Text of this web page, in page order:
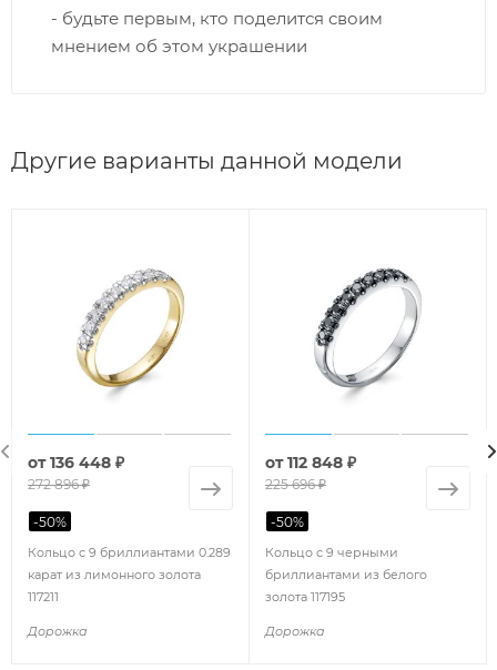
- будьте первым, кто поделится своим
мнением об этом украшении
Другие варианты данной модели
Кольцо с 9 бриллиантами 0.289
карат из лимонного золота
117211
Дорожка
от136 448 ₽
272 896 ₽
-50%
Кольцо с 9 черными
бриллиантами из белого
золота 117195
Дорожка
от112 848 ₽
225 696 ₽
-50%